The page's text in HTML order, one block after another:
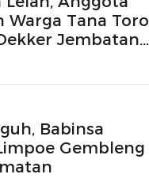
Warga Tana Toro
Jembatan
Babinsa
Gembleng